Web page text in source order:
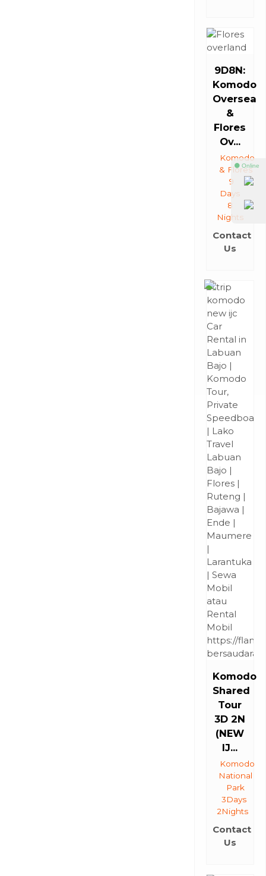
9D8N:
Komodo
Oversea
&
Flores
Ov...
Komodo
& Flores
9
Days
8
Nights
Contact
Us
Komodo
Shared
Tour
3D 2N
(NEW
IJ...
Komodo
National
Park
3Days
2Nights
Contact
Us
⚫ Online